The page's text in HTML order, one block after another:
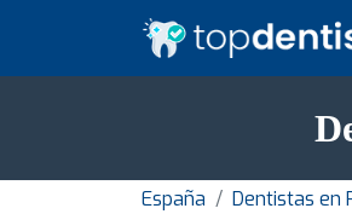
España Dentistas en